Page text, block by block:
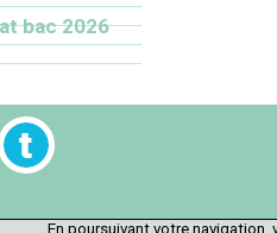
bac 2026
En poursuivant votre